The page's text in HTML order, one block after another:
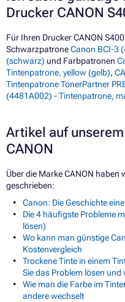
Drucker CANON
Für Ihren Drucker CANON
SchwarzpatroneCanon BCI-3
(schwarz) und Farbpatronen
Tintenpatrone, yellow (gelb),
Tintenpatrone TonerPartner
(4481A002) - Tintenpatrone,
Artikel auf
CANON
Über die Marke CANON haben
geschrieben:
Canon: Die Geschichte
Die 4 häufigste Probleme
lösen)
Wo kann man günstige
Kostenvergleich
Trockene Tinte in einem
Sie das Problem lösen und
Wie man die Farbe im
andere wechselt